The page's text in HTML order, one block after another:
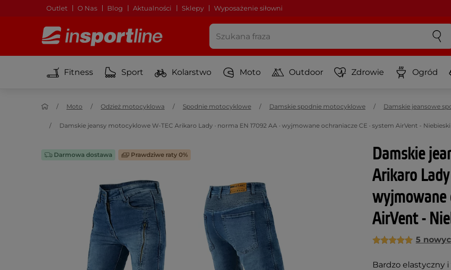
Outlet O Nas Blog Aktualności Sklepy Wyposażenie siłowni
Fitness Sport Kolarstwo Moto Outdoor Zdrowie Ogród
Moto Odzież motocyklowa Spodnie motocyklowe Damskie spodnie motocyklowe Damskie jeansowe
Damskie jeansy motocyklowe W-TEC Arikaro Lady ∙ norma EN 17092 AA ∙ wyjmowane ochraniacze CE ∙ system AirVent -
Damskie
Arikaro
wyjmowane
AirVent -
5
Bardzo elastyczny
Darmowa dostawa Prawdziwe raty 0%